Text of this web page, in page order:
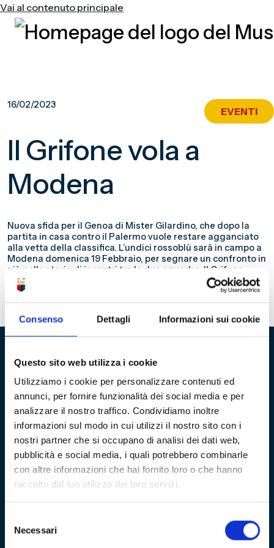
Consenso Dettagli Informazioni sui cookie
Questo sito web utilizza i cookie
Utilizziamo i cookie per personalizzare contenuti ed
annunci, per fornire funzionalità dei social media e per
analizzare il nostro traffico. Condividiamo inoltre
informazioni sul modo in cui utilizzi il nostro sito con i
nostri partner che si occupano di analisi dei dati web,
pubblicità e social media, i quali potrebbero combinarle
con altre informazioni che hai fornito loro o che hanno
raccolto dal tuo utilizzo dei loro servizi.
delNecessari
Vai al contenuto principale
16/02/2023
EVENTI
Il Grifone vola a
Modena
Nuova sfida per il Genoa di Mister Gilardino, che dopo la
partita in casa contro il Palermo vuole restare agganciato
alla vetta della classifica. L’undici rossoblù sarà in campo a
Modena domenica 19 Febbraio, per segnare un confronto in
più nella storia di incontri tra le due squadre. Il Grifone
sfida i canarini per volare ancora più in alto.
Tutti i
precedenti tra il Genoa e il Modena e la sua antecedente
Fondazione Genoa 1893 ETS
Via al Porto Antico 4 | 16128 Genova
info@fondazionegenoa.com
+39 3402800268